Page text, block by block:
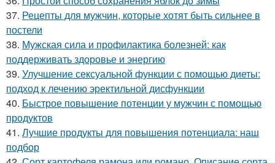
37. Рецепты для мужчин, которые хотят быть сильнее в
постели
38. Мужская сила и профилактика болезней: как
поддерживать здоровье и энергию
39. Улучшение сексуальной функции с помощью диеты:
подход к лечению эректильной дисфункции
40. Быстрое повышение потенции у мужчин с помощью
продуктов
41. Лучшие продукты для повышения потенциала: наш
подбор